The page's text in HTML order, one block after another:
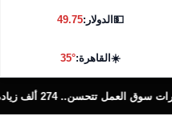
💵الدولار:49.75
☀️القاهرة:35°
زيادة في أعداد المشتغلين